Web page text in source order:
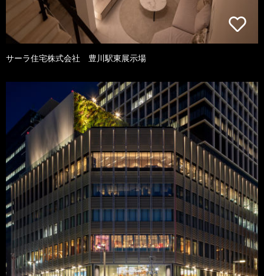
サーラ住宅株式会社 豊川駅東展示場